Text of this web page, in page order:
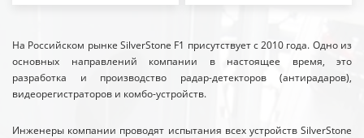
На Российском рынке SilverStone F1 присутствует с 2010 года. Одно из
основных направлений компании в настоящее время, это
разработка и производство радар-детекторов (антирадаров),
видеорегистраторов и комбо-устройств.
Инженеры компании проводят испытания всех устройств SilverStone